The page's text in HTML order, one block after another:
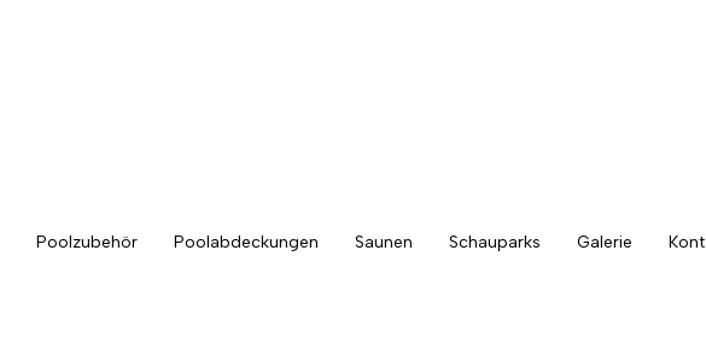
Poolzubehör Poolabdeckungen Saunen Schauparks Galerie